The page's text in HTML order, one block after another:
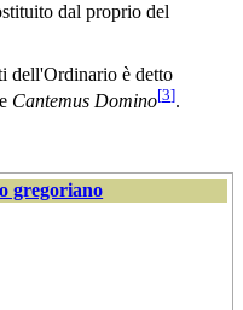
dal proprio del
dell'Ordinario è detto
Cantemus Domino[3].
gregoriano